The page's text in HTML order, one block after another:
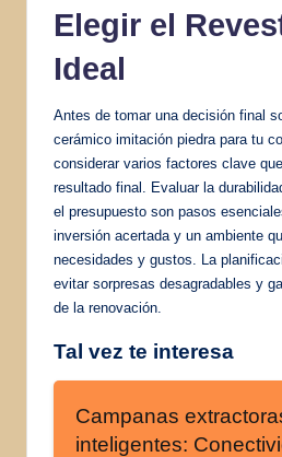
Elegir el
Ideal
Antes de tomar una decisión final
cerámico imitación piedra para tu
considerar varios factores clave
resultado final. Evaluar la
el presupuesto son pasos
inversión acertada y un ambiente
necesidades y gustos. La
evitar sorpresas desagradables y
de la renovación.
Tal vez te interesa
Campanas
inteligentes: